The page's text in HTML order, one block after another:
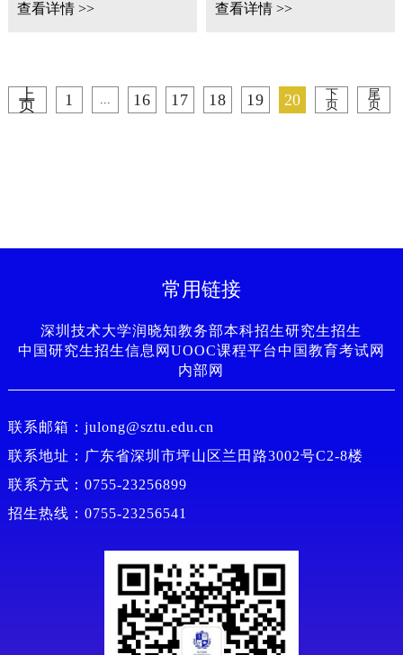
赛）校内选拔赛颁奖仪式
查看详情 >> 查看详情 >>
上
页 1 16 17 18 19 20
下
页
尾
页
常用链接
深圳技术大学润晓知教务部本科招生研究生招生
中国研究生招生信息网 UOOC课程平台中国教育考试网
内部网
联系邮箱：julong@sztu.edu.cn
联系地址：广东省深圳市坪山区兰田路3002号C2-8楼
联系方式：0755-23256899
招生热线：0755-23256541